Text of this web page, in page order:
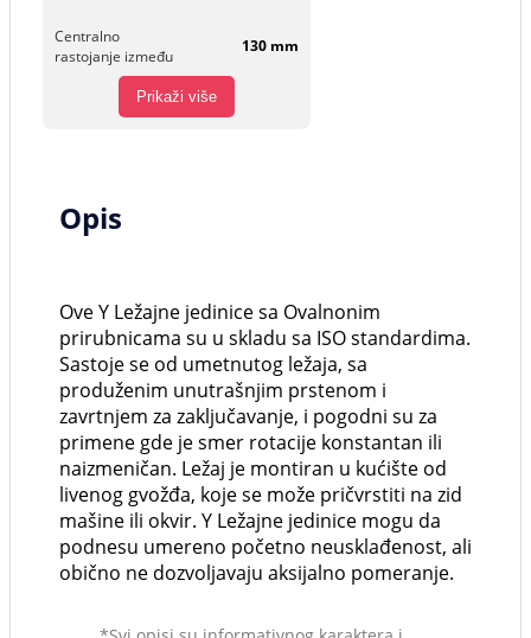
Centralno
rastojanje između
130 mm
Prikaži više
Opis
Ove Y Ležajne jedinice sa Ovalnonim
prirubnicama su u skladu sa ISO standardima.
Sastoje se od umetnutog ležaja, sa
produženim unutrašnjim prstenom i
zavrtnjem za zaključavanje, i pogodni su za
primene gde je smer rotacije konstantan ili
naizmeničan. Ležaj je montiran u kućište od
livenog gvožđa, koje se može pričvrstiti na zid
mašine ili okvir. Y Ležajne jedinice mogu da
podnesu umereno početno neusklađenost, ali
obično ne dozvoljavaju aksijalno pomeranje.